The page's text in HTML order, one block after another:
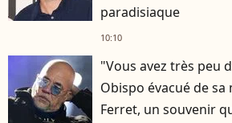
paradisiaque
10:10
"Vous avez très peu
Obispo évacué de sa
Ferret, un souvenir